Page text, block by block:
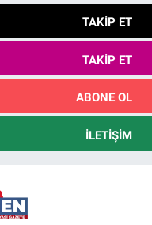
TAKIP ET
TAKIP ET
ABONE OL
İLETIŞIM